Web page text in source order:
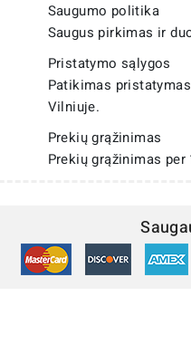
Saugumo politika
Saugus pirkimas ir
Pristatymo sąlygos
Patikimas
Vilniuje.
Prekių grąžinimas
Prekių grąžinimas